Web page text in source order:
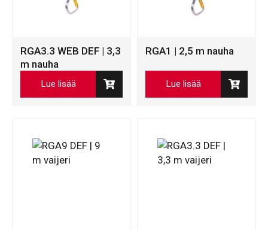
RGA3.3 WEB DEF | 3,3
m nauha
Lue lisää
RGA1 | 2,5 m nauha
Lue lisää